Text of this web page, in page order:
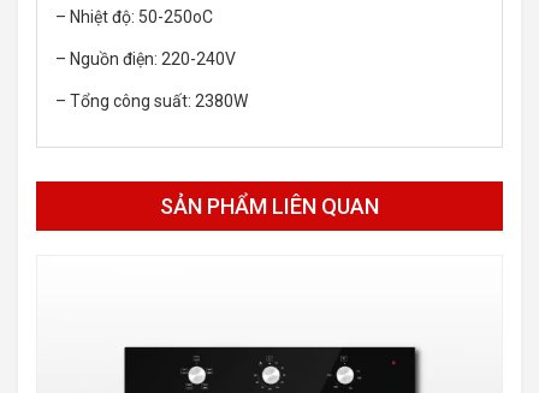
– Nhiệt độ: 50-250oC
– Nguồn điện: 220-240V
– Tổng công suất: 2380W
SẢN PHẨM LIÊN QUAN